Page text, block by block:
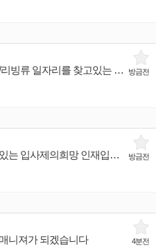
방금전
경기 용인시 수지구 에서 가구/침구/리빙류 일자리를 찾고있는 입사제의희망 인재입니다.
방금전
대구 중구 에서 의류 일자리를 찾고있는 입사제의희망 인재입니다.
4분전
니져가 되겠습니다